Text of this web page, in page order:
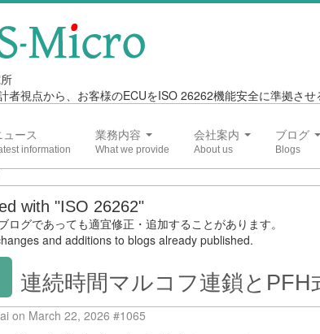
者視点から、お客様のECUをISO 26262機能安全に準拠さ
ュース 業務内容 会社案内 ブログ
with "ISO 26262"
ログであっても適宜修正・追加することがあります。
and additions to blogs already published.
連続時間マルコフ連鎖とPFH
on March 22, 2026 #1065